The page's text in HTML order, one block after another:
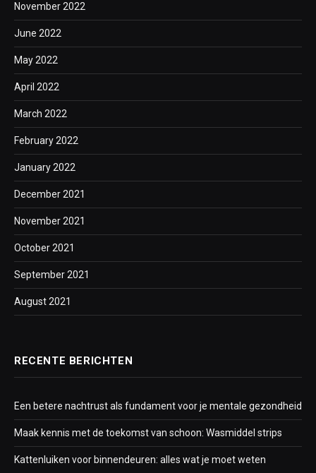
November 2022
June 2022
May 2022
April 2022
March 2022
February 2022
January 2022
December 2021
November 2021
October 2021
September 2021
August 2021
RECENTE BERICHTEN
Een betere nachtrust als fundament voor je mentale gezondheid
Maak kennis met de toekomst van schoon: Wasmiddel strips
Kattenluiken voor binnendeuren: alles wat je moet weten